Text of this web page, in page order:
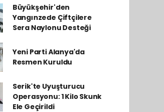
Büyükşehir'den
Yangınzede Çiftçilere
Sera Naylonu Desteği
Yeni Parti Alanya'da
Resmen Kuruldu
Serik'te Uyuşturucu
Operasyonu: 1 Kilo Skunk
Ele Geçirildi